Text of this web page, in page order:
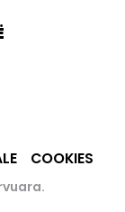
COOKIES